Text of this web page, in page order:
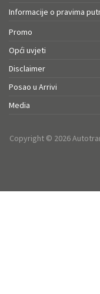
Informacije o pravima
Promo
Opći uvjeti
Disclaimer
Posao u Arrivi
Media
Copyright © 2026